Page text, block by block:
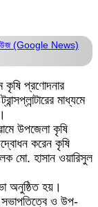
(Google News)
প্রণোদনার
মাধ্যমে
উপজেলা কৃষি
করেন কৃষি
মো. হাসান ওয়ারিসুল
অনুষ্ঠিত হয়।
সভাপতিত্বে ও উপ-